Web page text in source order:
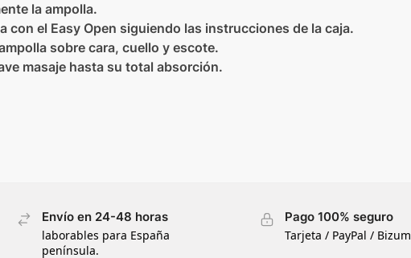
la ampolla.
con el Easy Open siguiendo las instrucciones de la caja.
sobre cara, cuello y escote.
masaje hasta su total absorción.
Envío en 24-48 horas
laborables para España
península.
Pago 100% seguro
Tarjeta / PayPal / Bizum